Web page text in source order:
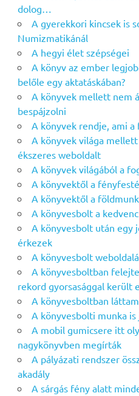
dolog…
A gyerekkori kincsek is
Numizmatikánál
A hegyi élet szépségei
A könyv az ember
belőle egy aktatáskában?
A könyvek mellett nem
bespájzolni
A könyvek rendje, ami
A könyvek világa
ékszeres weboldalt
A könyvek világából a
A könyvektől a
A könyvektől a
A könyvesbolt a
A könyvesbolt után egy
érkezek
A könyvesbolt
A könyvesboltban
rekord gyorsasággal került
A könyvesboltban
A könyvesbolti munka
A mobil gumicsere itt
nagykönyvben megírták
A pályázati rendszer
akadály
A sárgás fény alatt